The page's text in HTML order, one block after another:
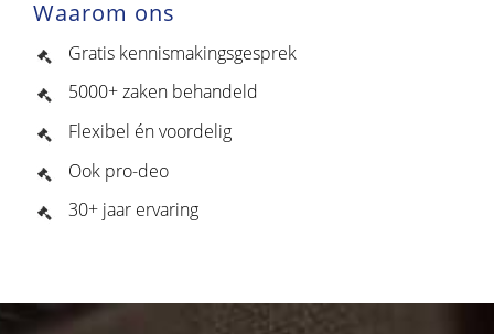
Waarom ons
Gratis kennismakingsgesprek
5000+ zaken behandeld
Flexibel én voordelig
Ook pro-deo
30+ jaar ervaring